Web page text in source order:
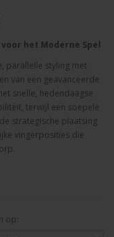
het Moderne Spel
parallelle styling met
van een geavanceerde
snelle, hedendaagse
terwijl een soepele
strategische plaatsing
vingerposities die
op: